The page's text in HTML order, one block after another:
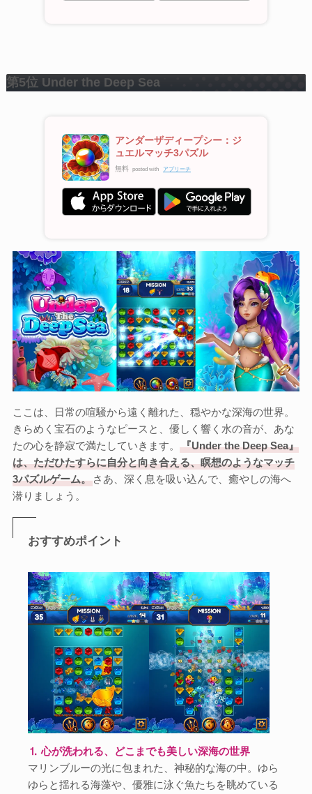
第5位 Under the Deep Sea
アンダーザディープシー：ジ
ュエルマッチ3パズル
無料 posted with アプリーチ
ここは、日常の喧騒から遠く離れた、穏やかな深海の世界。
きらめく宝石のようなピースと、優しく響く水の音が、あな
たの心を静寂で満たしていきます。
『Under the Deep Sea』
は、ただひたすらに自分と向き合える、瞑想のようなマッチ
3パズルゲーム。さあ、深く息を吸い込んで、癒やしの海へ
潜りましょう。
おすすめポイント
⒈ 心が洗われる、どこまでも美しい深海の世界
マリンブルーの光に包まれた、神秘的な海の中。ゆら
ゆらと揺れる海藻や、優雅に泳ぐ魚たちを眺めている